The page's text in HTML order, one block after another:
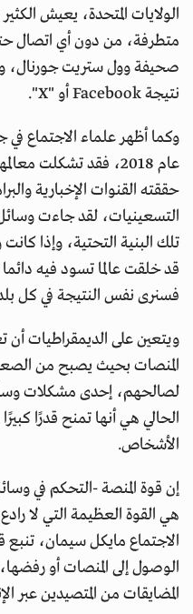
الولايات المتحدة، يعيش
متطرفة، من دون أي اتصال
صحيفة وول ستريت جورنال،
نتيجة Facebook أو "X".
وكما أظهر علماء الاجتماع
عام 2018، فقد تشكلت
حققته القنوات الإخبارية
التسعينيات، لقد جاءت
تلك البنية التحتية، وإذا
قد خلقت عالما تسود فيه دائما
فسنرى نفس النتيجة في كل
ويتعين على الديمقراطيات أن
المنصات بحيث يصبح من
لصالحهم، إحدى مشكلات
الحالي هي أنها تمنح قدرًا
الأشخاص.
إن قوة المنصة -التحكم في
هي القوة العظيمة التي لا
الاجتماع مايكل سيمان، تنبع
الوصول إلى المنصات أو
المضايقات من المتصيدين عبر